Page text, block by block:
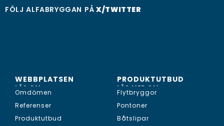
FÖLJ ALFABRYGGAN PÅ X/TWITTER
WEBBPLATSEN
LÄS OM...
Omdömen
Referenser
Produktutbud
PRODUKTUTBUD
LÄS MER OM...
Flytbryggor
Pontoner
Båtslipar